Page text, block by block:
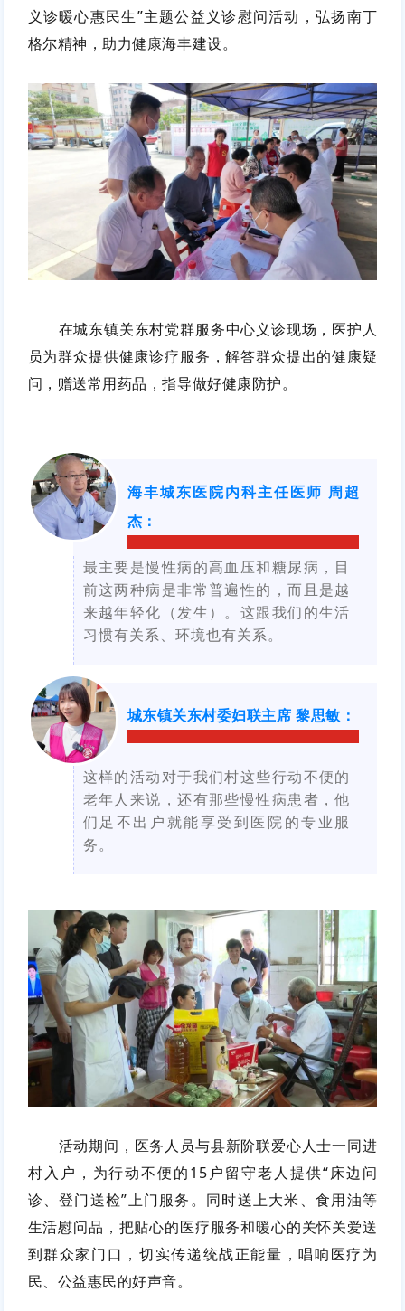
义诊暖心惠民生”主题公益义诊慰问活动，弘扬南丁
格尔精神，助力健康海丰建设。
在城东镇关东村党群服务中心义诊现场，医护人
员为群众提供健康诊疗服务，解答群众提出的健康疑
问，赠送常用药品，指导做好健康防护。
海丰城东医院内科主任医师 周超
杰 ：
最主要是慢性病的高血压和糖尿病，目
前这两种病是非常普遍性的，而且是越
来越年轻化（发生）。这跟我们的生活
习惯有关系、环境也有关系。
城东镇关东村委妇联主席 黎思敏 ：
这样的活动对于我们村这些行动不便的
老年人来说，还有那些慢性病患者，他
们足不出户就能享受到医院的专业服
务。
活动期间，医务人员与县新阶联爱心人士一同进
村入户，为行动不便的15户留守老人提供“床边问
诊、登门送检”上门服务。同时送上大米、食用油等
生活慰问品，把贴心的医疗服务和暖心的关怀关爱送
到群众家门口，切实传递统战正能量，唱响医疗为
民、公益惠民的好声音。